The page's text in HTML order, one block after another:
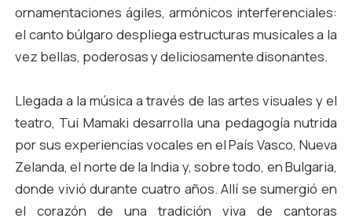
ornamentaciones ágiles, armónicos interferenciales:
el canto búlgaro despliega estructuras musicales a la
vez bellas, poderosas y deliciosamente disonantes.
Llegada a la música a través de las artes visuales y el
teatro, Tui Mamaki desarrolla una pedagogía nutrida
por sus experiencias vocales en el País Vasco, Nueva
Zelanda, el norte de la India y, sobre todo, en Bulgaria,
donde vivió durante cuatro años. Allí se sumergió en
el corazón de una tradición viva de cantoras